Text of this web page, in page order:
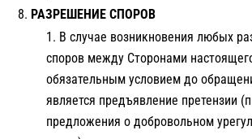
РАЗРЕШЕНИЕ СПОРОВ
В случае возникновения любых
споров между Сторонами
обязательным условием до
является предъявление претензии
предложения о добровольном